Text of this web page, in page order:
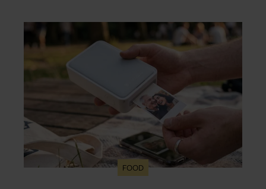
aan herinneringen op. Daar begon hun leven
samen en werd dochter Lola geboren.
FOOD